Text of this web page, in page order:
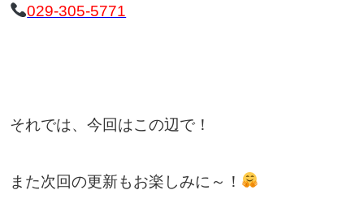
029-305-5771
それでは、今回はこの辺で！
また次回の更新もお楽しみに～！